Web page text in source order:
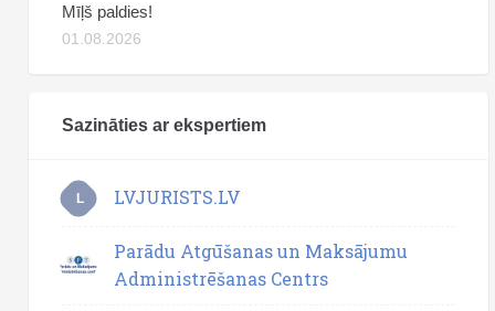
Mīļš paldies!
01.08.2026
Sazināties ar ekspertiem
L LVJURISTS.LV
Parādu Atgūšanas un Maksājumu
Administrēšanas Centrs